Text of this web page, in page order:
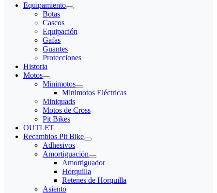
Equipamiento
Botas
Cascos
Equipación
Gafas
Guantes
Protecciones
Historia
Motos
Minimotos
Minimotos Eléctricas
Miniquads
Motos de Cross
Pit Bikes
OUTLET
Recambios Pit Bike
Adhesivos
Amortiguación
Amortiguador
Horquilla
Retenes de Horquilla
Asiento